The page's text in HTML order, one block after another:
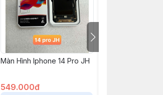
Màn Hình Iphone 14 Pro JH
549.000đ